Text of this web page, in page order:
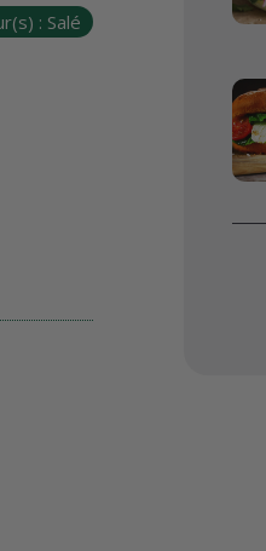
: Salé